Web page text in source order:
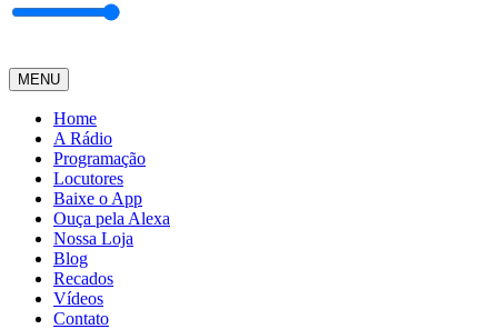
MENU
Home
A Rádio
Programação
Locutores
Baixe o App
Ouça pela Alexa
Nossa Loja
Blog
Recados
Vídeos
Contato